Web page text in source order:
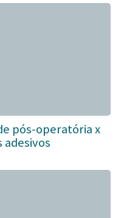
pós-operatória x
adesivos